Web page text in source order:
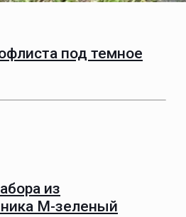
под темное
из
М-зеленый